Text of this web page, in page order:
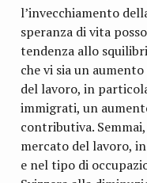
l’invecchiamento
speranza di vita
tendenza allo
che vi sia un
del lavoro, in
immigrati, un
contributiva.
mercato del lavoro,
e nel tipo di